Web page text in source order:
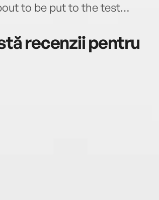
to be put to the test…
recenzii pentru